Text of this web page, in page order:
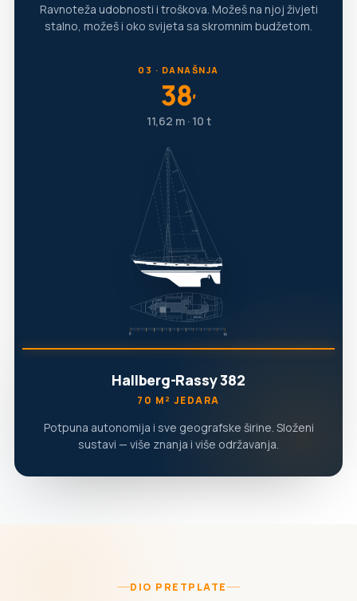
Ravnoteža udobnosti i troškova. Možeš na njoj živjeti
stalno, možeš i oko svijeta sa skromnim budžetom.
03 · DANAŠNJA
38′
11,62 m · 10 t
Hallberg-Rassy 382
70 M² JEDARA
Potpuna autonomija i sve geografske širine. Složeni
sustavi — više znanja i više održavanja.
DIO PRETPLATE